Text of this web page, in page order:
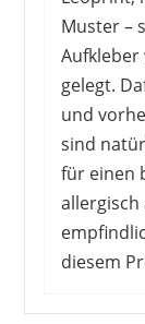
Muster –
Aufkleber
gelegt.
und
sind
für einen
diesem
Von den